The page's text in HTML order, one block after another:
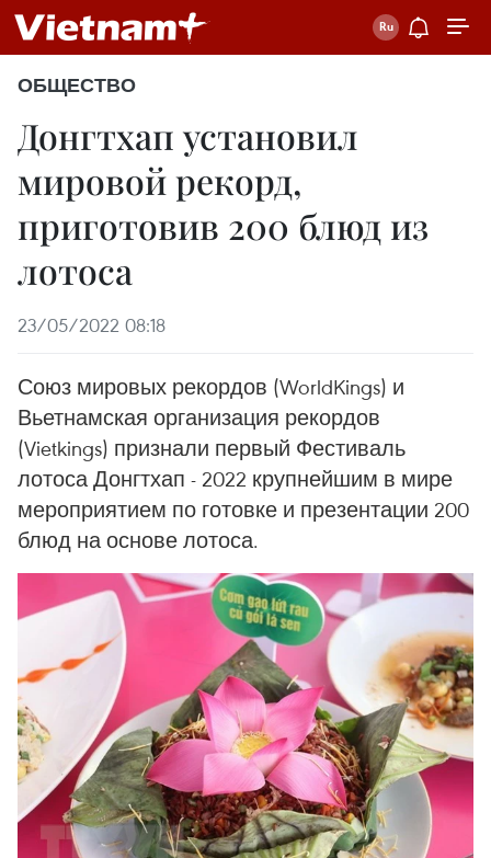
ОБЩЕСТВО
Донгтхап установил
мировой рекорд,
приготовив 200 блюд из
лотоса
23/05/2022 08:18
Союз мировых рекордов (WorldKings) и
Вьетнамская организация рекордов
(Vietkings) признали первый Фестиваль
лотоса Донгтхап - 2022 крупнейшим в мире
мероприятием по готовке и презентации 200
блюд на основе лотоса.